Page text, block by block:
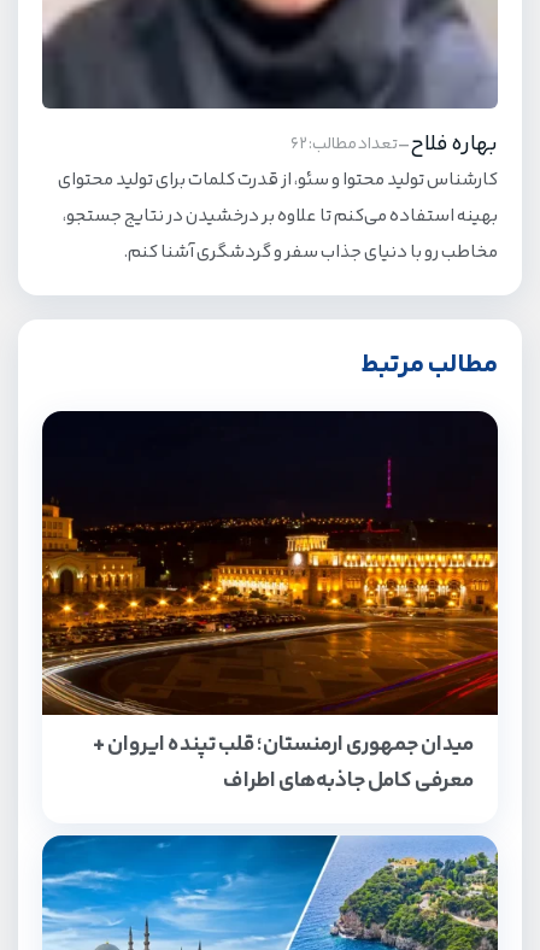
بهاره فلاح-تعداد مطالب: 62
کارشناس تولید محتوا و سئو، از قدرت کلمات برای تولید محتوای
بهینه استفاده می‌کنم تا علاوه بر درخشیدن در نتایج جستجو،
مخاطب رو با دنیای جذاب سفر و گردشگری آشنا کنم.
مطالب مرتبط
میدان جمهوری ارمنستان؛ قلب تپنده ایروان +
معرفی کامل جاذبه‌های اطراف